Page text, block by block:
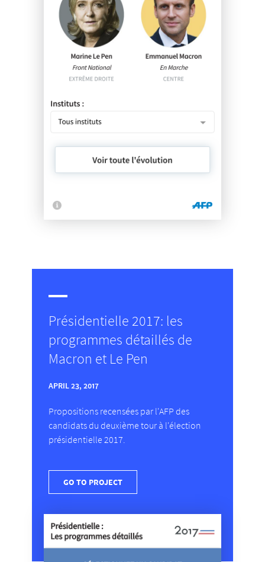
Présidentielle 2017: les
programmes détaillés de
Macron et Le Pen
APRIL 23, 2017
Propositions recensées par l'AFP des
candidats du deuxième tour à l'élection
présidentielle 2017.
GO TO PROJECT